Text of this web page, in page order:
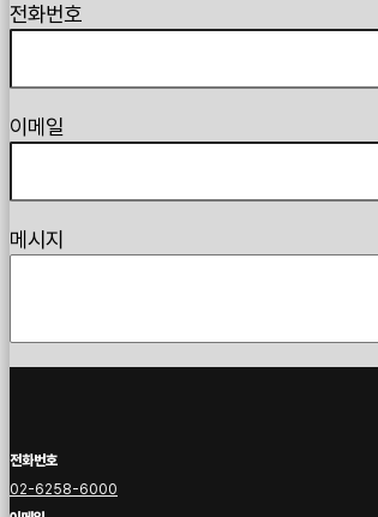
전화번호
이메일
메시지
전화번호
02-6258-6000